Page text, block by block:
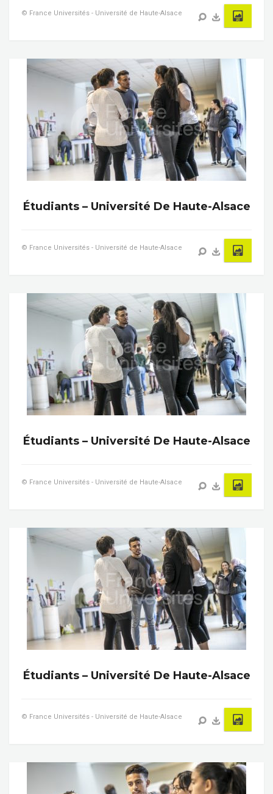
© France Universités - Université de Haute-Alsace
Étudiants – Université De Haute-Alsace
© France Universités - Université de Haute-Alsace
Étudiants – Université De Haute-Alsace
© France Universités - Université de Haute-Alsace
Étudiants – Université De Haute-Alsace
© France Universités - Université de Haute-Alsace